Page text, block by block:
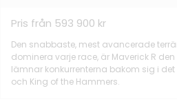
Pris från 593 900 kr
Den snabbaste, mest avancerade
dominera varje race, är Maverick R
lämnar konkurrenterna bakom sig i
och King of the Hammers.